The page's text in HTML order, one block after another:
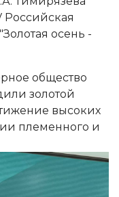
Российская
осень -
общество
золотой
высоких
племенного и